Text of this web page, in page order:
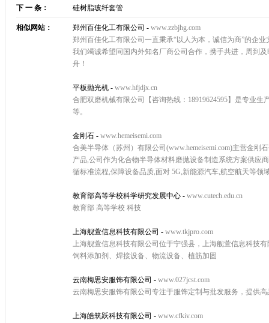
下 一 条： 硅树脂玻纤套管
相似网站： 郑州百佳化工有限公司 - www.zzbjhg.com
郑州百佳化工有限公司一直秉承“以人为本，诚信为商”的企
我们竭诚希望同国内外知名厂商公司合作，携手共进，周到
舟！
平板抛光机 - www.hfjdjx.cn
合肥双磨机械有限公司【咨询热线：18919624595】是专业
等。
金刚石 - www.hemeisemi.com
合美半导体（苏州）有限公司(www.hemeisemi.com)主营金
产品,公司作为化合物半导体材料磨抛设备制造系统方案供应
循标准流程,保障设备品质,面对 5G,新能源汽车,航空航天等领
教育部高等学校科学研究发展中心 - www.cutech.edu.cn
教育部 高等学校 科技
上海舰萱信息科技有限公司 - www.tkjpro.com
上海舰萱信息科技有限公司位于宁强县，上海舰萱信息科技
饲料添加剂、焊接设备、物流设备、植筋加固
云南梅思安服饰有限公司 - www.027jcst.com
云南梅思安服饰有限公司专注于服饰定制与批发服务，提供
上海皓筑跃科技有限公司 - www.cfkiv.com